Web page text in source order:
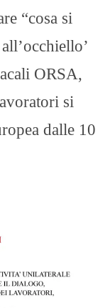
“cosa si
ORSA,
si
dalle 10